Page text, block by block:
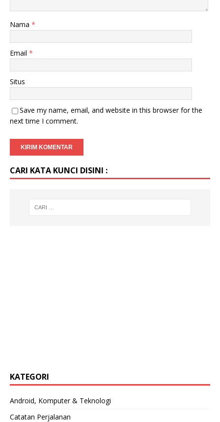
Nama *
Email *
Situs
Save my name, email, and website in this browser for the
next time I comment.
CARI KATA KUNCI DISINI :
KATEGORI
Android, Komputer & Teknologi
Catatan Perjalanan